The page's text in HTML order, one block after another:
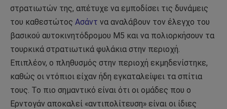
στρατιωτών της, απέτυχε να εμποδίσει τις δυνάμεις
του καθεστώτος Ασάντ να αναλάβουν τον έλεγχο του
βασικού αυτοκινητόδρομου Μ5 και να πολιορκήσουν τα
τουρκικά στρατιωτικά φυλάκια στην περιοχή.
Επιπλέον, ο πληθυσμός στην περιοχή εκμηδενίστηκε,
καθώς οι ντόπιοι είχαν ήδη εγκαταλείψει τα σπίτια
τους. Το πιο σημαντικό είναι ότι οι ομάδες που ο
Ερντογάν αποκαλεί «αντιπολίτευση» είναι οι ίδιες